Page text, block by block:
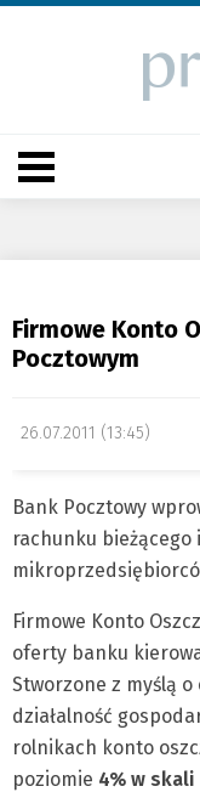
Firmowe Konto
Pocztowym
26.07.2011 (13:45)
Bank Pocztowy
rachunku bieżącego i
Firmowe Konto
oferty banku
Stworzone z myślą
działalność
rolnikach konto
poziomie 4% w